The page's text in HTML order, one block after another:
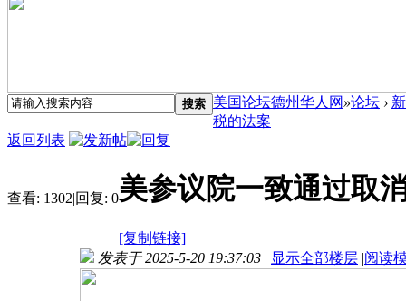
搜索 美国论坛德州华人网 »论坛 ›
税的法案
返回列表
查看: 1302|回复: 0美参议院一致通过取
[复制链接]
发表于 2025-5-20 19:37:03 | 显示全部楼层 |阅读